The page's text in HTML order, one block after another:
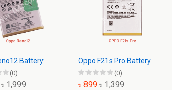
Battery
(0)
৳ 1,999
Oppo F21s Pro Battery
(0)
৳ 899 ৳ 1,399